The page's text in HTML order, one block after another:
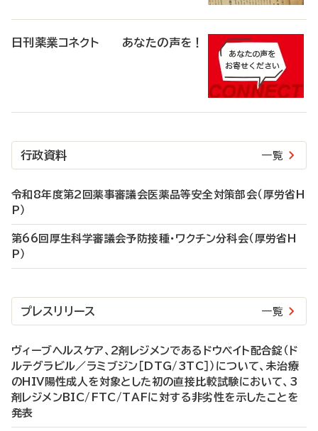
日刊薬業コネクト あなたの声を！
行政資料 一覧
令和8年度第2回薬事審議会医薬品等安全対策部会（厚労省H
P）
第66回厚生科学審議会予防接種・ワクチン分科会（厚労省H
P）
プレスリリース 一覧
ヴィーブヘルスケア、2剤レジメンであるドウベイト配合錠（ド
ルテグラビル／ラミブジン［DTG/3TC］）について、未治療
のHIV陽性成人を対象とした初の直接比較試験において、3
剤レジメンBIC/FTC/TAFに対する非劣性を示したことを
発表